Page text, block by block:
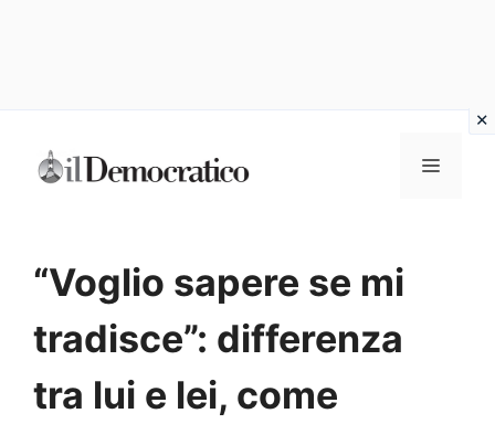
Menu
“Voglio sapere se mi
tradisce”: differenza
tra lui e lei, come